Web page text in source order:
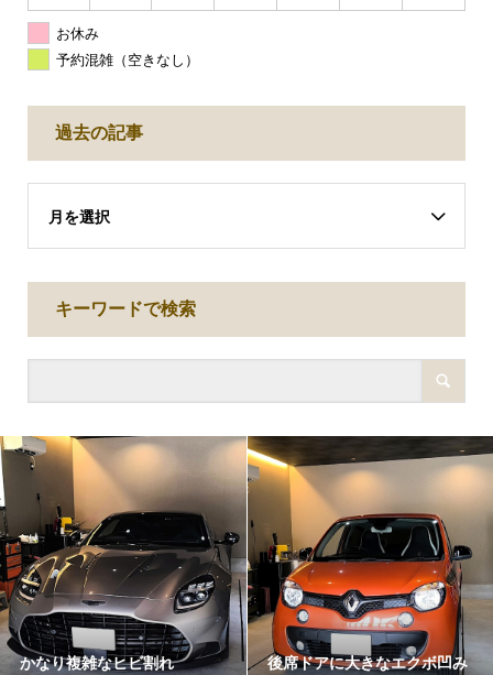
お休み
予約混雑（空きなし）
過去の記事
月を選択
キーワードで検索
かなり複雑なヒビ割れ 後席ドアに大きなエクボ凹み